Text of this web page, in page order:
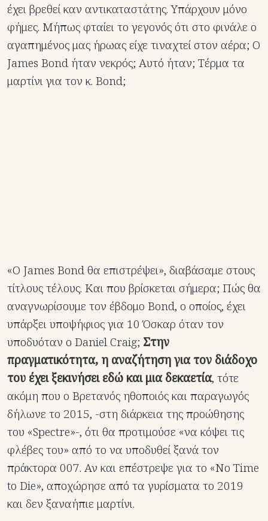
έχει βρεθεί καν αντικαταστάτης. Υπάρχουν μόνο
φήμες. Μήπως φταίει το γεγονός ότι στο φινάλε ο
αγαπημένος μας ήρωας είχε τιναχτεί στον αέρα; Ο
James Bond ήταν νεκρός; Αυτό ήταν; Τέρμα τα
μαρτίνι για τον κ. Bond;
«Ο James Bond θα επιστρέψει», διαβάσαμε στους
τίτλους τέλους. Και που βρίσκεται σήμερα; Πώς θα
αναγνωρίσουμε τον έβδομο Bond, ο οποίος, έχει
υπάρξει υποψήφιος για 10 Όσκαρ όταν τον
υποδυόταν ο Daniel Craig; Στην
πραγματικότητα, η αναζήτηση για τον διάδοχο
του έχει ξεκινήσει εδώ και μια δεκαετία, τότε
ακόμη που ο Βρετανός ηθοποιός και παραγωγός
δήλωνε το 2015, -στη διάρκεια της προώθησης
του «Spectre»-, ότι θα προτιμούσε «να κόψει τις
φλέβες του» από το να υποδυθεί ξανά τον
πράκτορα 007. Αν και επέστρεψε για το «No Time
to Die», αποχώρησε από τα γυρίσματα το 2019
και δεν ξαναήπιε μαρτίνι.